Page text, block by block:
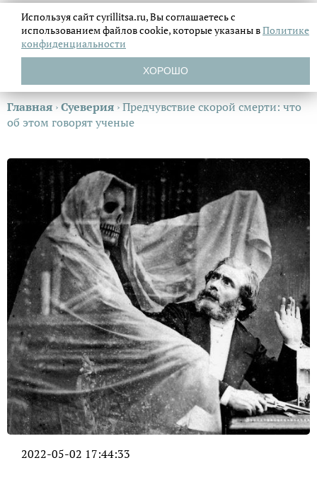
Главная ›Суеверия ›Предчувствие скорой смерти: что
об этом говорят ученые
2022-05-02 17:44:33
Используя сайт cyrillitsa.ru, Вы соглашаетесь с
использованием файловcookie, которые указаны вПолитике
конфиденциальности
ХОРОШО